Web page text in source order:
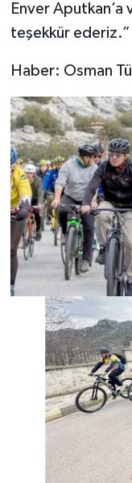
Enver
teşekkür ederiz.”
Haber: Osman